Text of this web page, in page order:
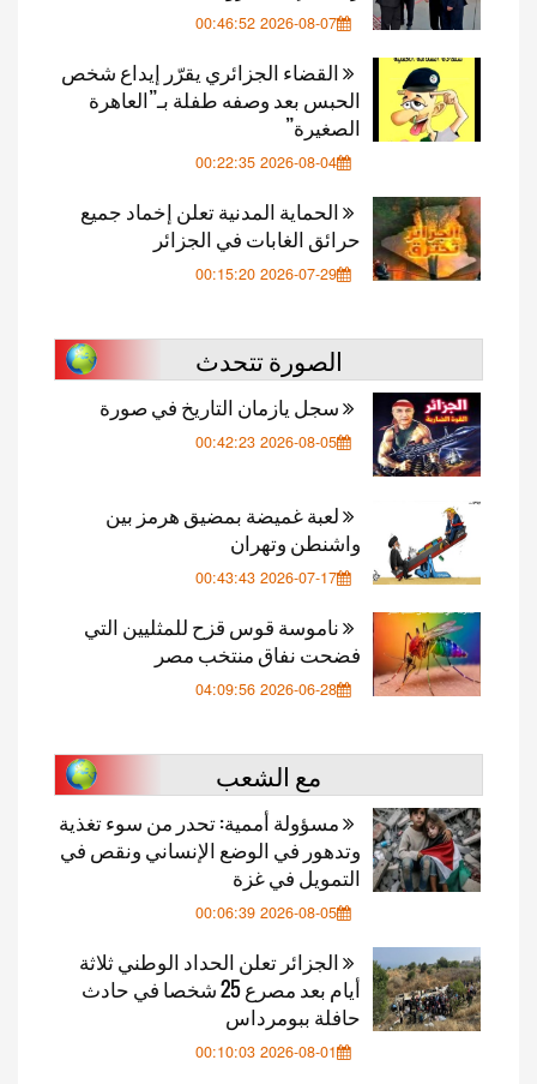
2026-08-07 00:46:52
القضاء الجزائري يقرّر إيداع شخص
الحبس بعد وصفه طفلة بـ”العاهرة
الصغيرة”
2026-08-04 00:22:35
الحماية المدنية تعلن إخماد جميع
حرائق الغابات في الجزائر
2026-07-29 00:15:20
الصورة تتحدث
سجل يازمان التاريخ في صورة
2026-08-05 00:42:23
لعبة غميضة بمضيق هرمز بين
واشنطن وتهران
2026-07-17 00:43:43
ناموسة قوس قزح للمثليين التي
فضحت نفاق منتخب مصر
2026-06-28 04:09:56
مع الشعب
مسؤولة أممية: تحدر من سوء تغذية
وتدهور في الوضع الإنساني ونقص في
التمويل في غزة
2026-08-05 00:06:39
الجزائر تعلن الحداد الوطني ثلاثة
أيام بعد مصرع 25 شخصا في حادث
حافلة ببومرداس
2026-08-01 00:10:03